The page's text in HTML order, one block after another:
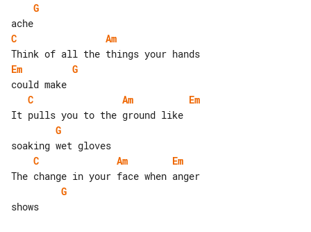
G
C
Am
Em
G
C
Am
Em
G
C
Am
Em
G
shows